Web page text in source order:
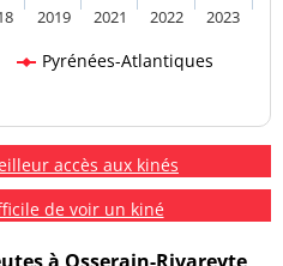
Pyrénées-Atlantiques
2019 2021 2022 2023
accès aux kinés
de voir un kiné